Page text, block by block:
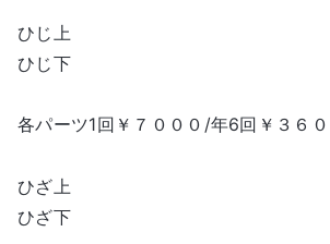
ひじ上
ひじ下
各パーツ1回￥７０００/年6回￥３６０
ひざ上
ひざ下